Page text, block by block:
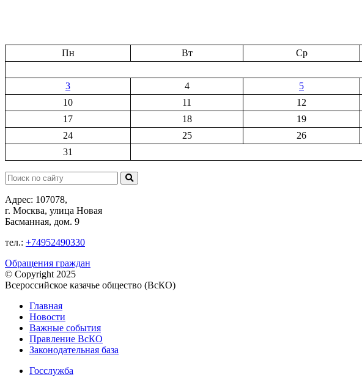
Пн
Вт Ср
3
4 5
10
11 12
17
18 19
24
25 26
31
Поиск:
Адрес: 107078,
г. Москва, улица Новая
Басманная, дом. 9
тел.: +74952490330
Обращения граждан
© Copyright 2025
Всероссийское казачье общество (ВсКО)
Главная
Новости
Важные события
Правление ВсКО
Законодательная база
Госслужба